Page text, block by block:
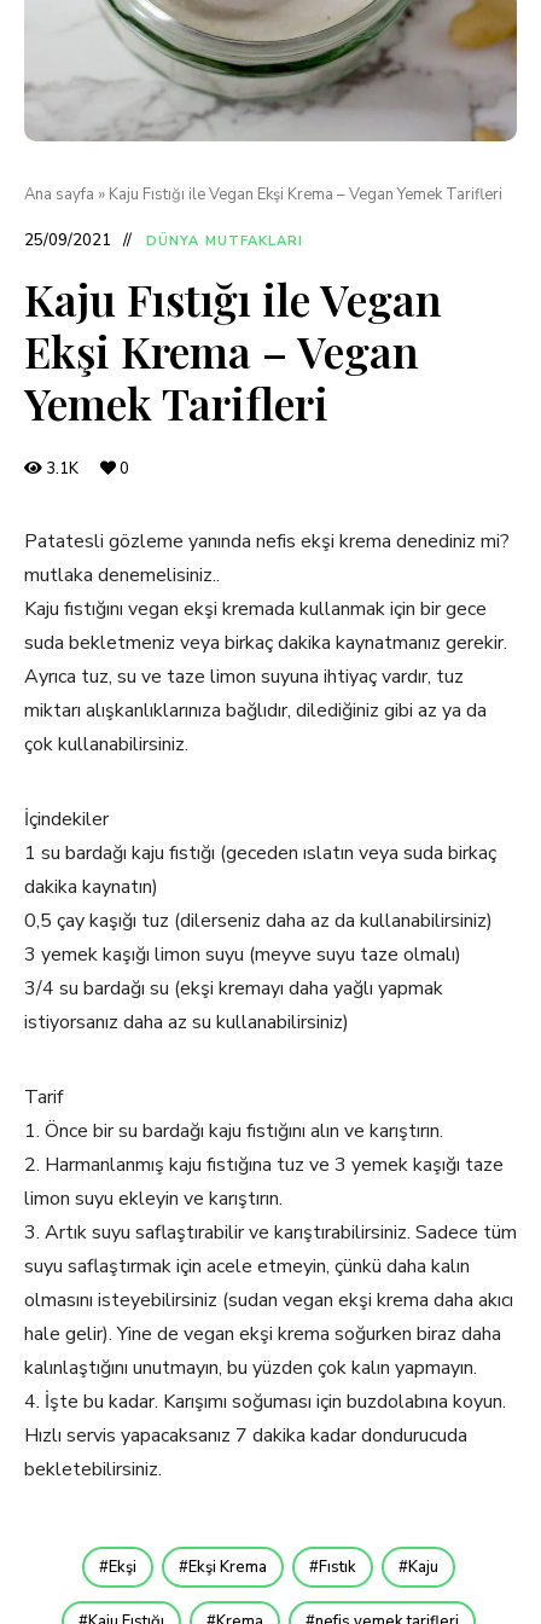
Ana sayfa » Kaju Fıstığı ile Vegan Ekşi Krema – Vegan Yemek Tarifleri
25/09/2021 DÜNYA MUTFAKLARI
Kaju Fıstığı ile Vegan
Ekşi Krema – Vegan
Yemek Tarifleri
3.1K 0
Patatesli gözleme yanında nefis ekşi krema denediniz mi?
mutlaka denemelisiniz..
Kaju fıstığını vegan ekşi kremada kullanmak için bir gece
suda bekletmeniz veya birkaç dakika kaynatmanız gerekir.
Ayrıca tuz, su ve taze limon suyuna ihtiyaç vardır, tuz
miktarı alışkanlıklarınıza bağlıdır, dilediğiniz gibi az ya da
çok kullanabilirsiniz.
İçindekiler
1 su bardağı kaju fıstığı (geceden ıslatın veya suda birkaç
dakika kaynatın)
0,5 çay kaşığı tuz (dilerseniz daha az da kullanabilirsiniz)
3 yemek kaşığı limon suyu (meyve suyu taze olmalı)
3/4 su bardağı su (ekşi kremayı daha yağlı yapmak
istiyorsanız daha az su kullanabilirsiniz)
Tarif
1. Önce bir su bardağı kaju fıstığını alın ve karıştırın.
2. Harmanlanmış kaju fıstığına tuz ve 3 yemek kaşığı taze
limon suyu ekleyin ve karıştırın.
3. Artık suyu saflaştırabilir ve karıştırabilirsiniz. Sadece tüm
suyu saflaştırmak için acele etmeyin, çünkü daha kalın
olmasını isteyebilirsiniz (sudan vegan ekşi krema daha akıcı
hale gelir). Yine de vegan ekşi krema soğurken biraz daha
kalınlaştığını unutmayın, bu yüzden çok kalın yapmayın.
4. İşte bu kadar. Karışımı soğuması için buzdolabına koyun.
Hızlı servis yapacaksanız 7 dakika kadar dondurucuda
bekletebilirsiniz.
Ekşi Ekşi Krema Fıstık Kaju